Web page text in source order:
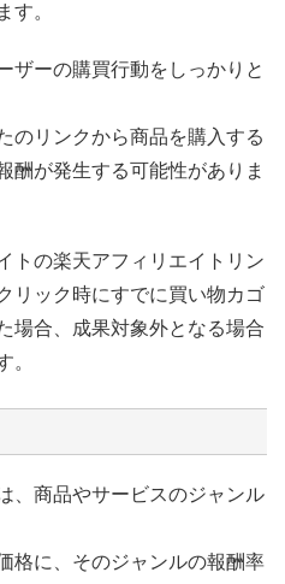
す。
ザーの購買行動をしっかりと
のリンクから商品を購入する
酬が発生する可能性がありま
トの楽天アフィリエイトリン
リック時にすでに買い物カゴ
場合、成果対象外となる場合
。
、商品やサービスのジャンル
格に、そのジャンルの報酬率